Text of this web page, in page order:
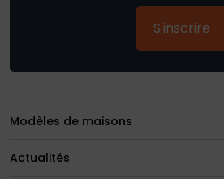
S'inscrire
Modèles de maisons
Actualités